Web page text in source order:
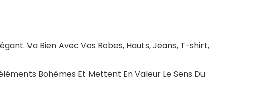
Va Bien Avec Vos Robes, Hauts, Jeans, T-shirt,
Bohèmes Et Mettent En Valeur Le Sens Du